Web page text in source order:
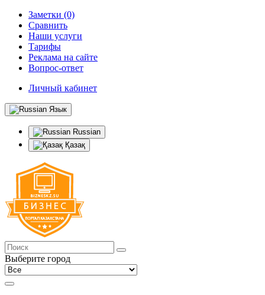
Заметки (0)
Сравнить
Наши услуги
Тарифы
Реклама на сайте
Вопрос-ответ
Личный кабинет
Язык
Russian
Қазақ
Выберите город